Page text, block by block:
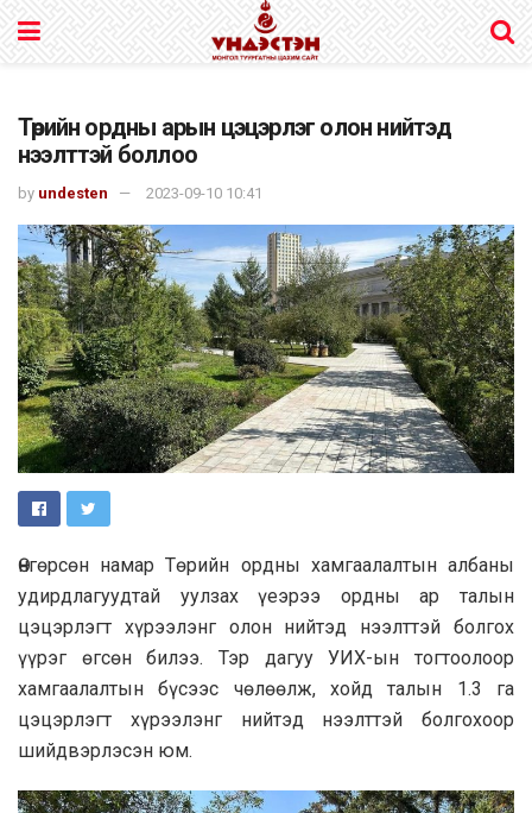
Төрийн ордны арын цэцэрлэг олон нийтэд
нээлттэй боллоо
by undesten 2023-09-10 10:41
Өнгөрсөн намар Төрийн ордны хамгаалалтын албаны
удирдлагуудтай уулзах үеэрээ ордны ар талын
цэцэрлэгт хүрээлэнг олон нийтэд нээлттэй болгох
үүрэг өгсөн билээ. Тэр дагуу УИХ-ын тогтоолоор
хамгаалалтын бүсээс чөлөөлж, хойд талын 1.3 га
цэцэрлэгт хүрээлэнг нийтэд нээлттэй болгохоор
шийдвэрлэсэн юм.